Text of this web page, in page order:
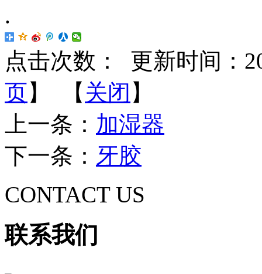
.
点击次数：
更新时间：
页】 【 关闭 】
上一条： 加湿器
下一条： 牙胶
CONTACT US
联系我们